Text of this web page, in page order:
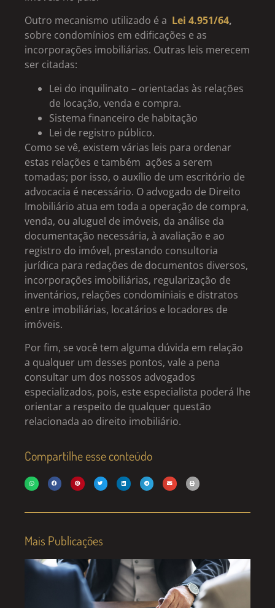
Outro mecanismo utilizado é a Lei 4.951/64,
sobre condomínios em edificações e as
incorporações imobiliárias. Outras leis merecem
ser citadas:
Lei do inquilinato – orientadas às relações
de locação, venda e compra.
Sistema financeiro de habitação
Lei de registro público.
Como se vê, existem várias leis para ordenar
estas relações e também ações a serem
tomadas; por isso, o auxílio de um escritório de
advocacia é necessário. O advogado de Direito
Imobiliário atua em toda a operação de compra,
venda, ou aluguel de imóveis, da análise da
documentação necessária, à avaliação e ao
registro do imóvel, prestando consultoria
jurídica para redações de documentos diversos,
incorporações imobiliárias, regularização de
inventários, relações condominiais e distratos
entre imobiliárias, locatários e locadores de
imóveis.
Por fim, se você tem alguma dúvida em relação
a qualquer um desses pontos, vale a pena
consultar um dos nossos advogados
especializados, pois, este especialista poderá lhe
orientar a respeito de qualquer questão
relacionada ao direito imobiliário.
Compartilhe esse conteúdo
Mais Publicações